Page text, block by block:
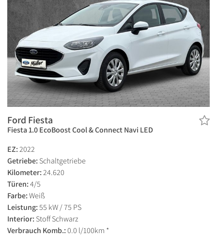
Ford Fiesta
Fiesta 1.0 EcoBoost Cool & Connect Navi LED
EZ:2022
Getriebe: Schaltgetriebe
Kilometer:24.620
Türen:4/5
Farbe:Weiß
Leistung:55 kW / 75 PS
Interior: Stoff Schwarz
Verbrauch Komb.:0.0 l/100km *